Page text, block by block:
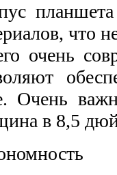
что
очень
Очень
в 8,5